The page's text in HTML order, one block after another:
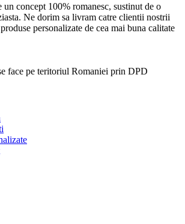
concept 100% romanesc, sustinut de o
Ne dorim sa livram catre clientii nostrii
personalizate de cea mai buna calitate
face pe teritoriul Romaniei prin DPD